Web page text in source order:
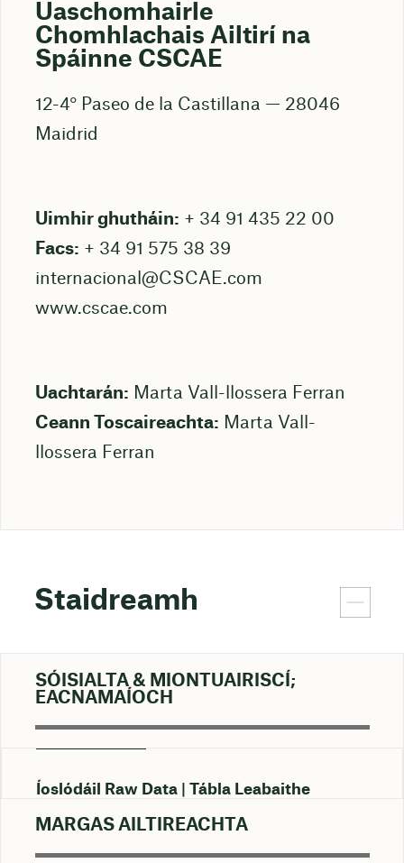
Uaschomhairle
Chomhlachais Ailtirí na
Spáinne CSCAE
12-4° Paseo de la Castillana — 28046
Maidrid
Uimhir ghutháin: + 34 91 435 22 00
Facs: + 34 91 575 38 39
internacional@CSCAE.com
www.cscae.com
Uachtarán: Marta Vall-llossera Ferran
Ceann Toscaireachta: Marta Vall-
llossera Ferran
Staidreamh
SÓISIALTA & MIONTUAIRISCÍ;
EACNAMAÍOCH
Íoslódáil Raw Data Tábla Leabaithe
MARGAS AILTIREACHTA